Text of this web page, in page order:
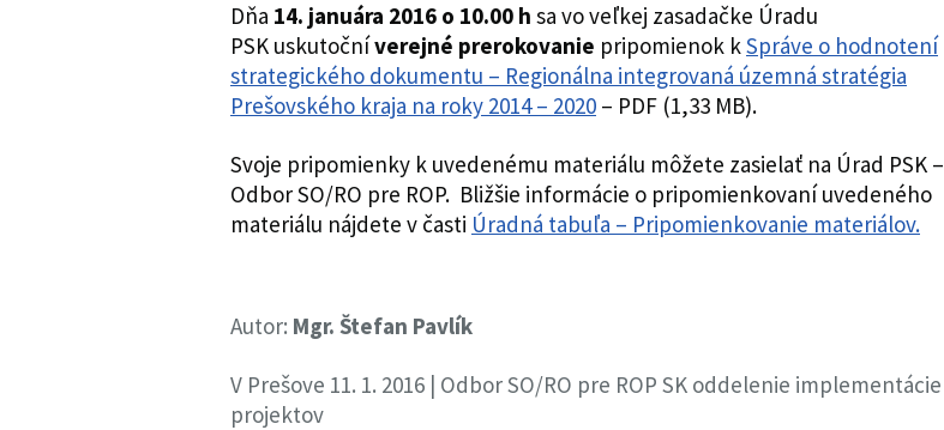
Dňa 14. januára 2016 o 10.00 h sa vo veľkej zasadačke Úradu
PSK uskutočníverejné prerokovanie pripomienok kSpráve o hodnotení
strategického dokumentu – Regionálna integrovaná územná stratégia
Prešovského kraja na roky 2014 – 2020 – PDF (1,33 MB).
Svoje pripomienky k uvedenému materiálu môžete zasielať na Úrad PSK –
Odbor SO/RO pre ROP. Bližšie informácie o pripomienkovaní uvedeného
materiálu nájdete v časti Úradná tabuľa – Pripomienkovanie materiálov.
Autor: Mgr. Štefan Pavlík
V Prešove 11. 1. 2016 | Odbor SO/RO pre ROP SK oddelenie implementácie
projektov